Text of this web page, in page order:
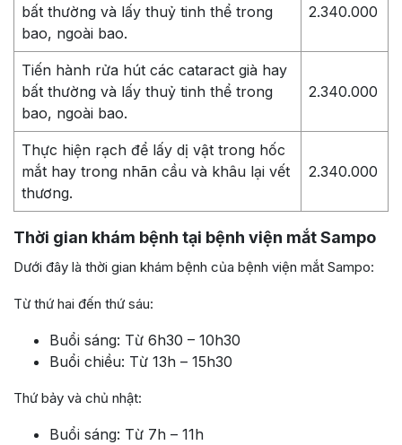
bất thường và lấy thuỷ tinh thể trong
bao, ngoài bao.
2.340.000
Tiến hành rửa hút các cataract già hay
bất thường và lấy thuỷ tinh thể trong
bao, ngoài bao.
2.340.000
Thực hiện rạch để lấy dị vật trong hốc
mắt hay trong nhãn cầu và khâu lại vết
thương.
2.340.000
Thời gian khám bệnh tại bệnh viện mắt Sampo
Dưới đây là thời gian khám bệnh của bệnh viện mắt Sampo:
Từ thứ hai đến thứ sáu:
Buổi sáng: Từ 6h30 – 10h30
Buổi chiều: Từ 13h – 15h30
Thứ bảy và chủ nhật:
Buổi sáng: Từ 7h – 11h